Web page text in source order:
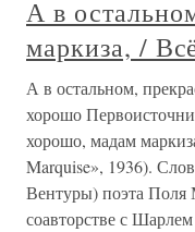
А в
маркиза, /
А в остальном,
хорошо
хорошо, мадам
Marquise», 1936).
Вентуры) поэта
соавторстве с